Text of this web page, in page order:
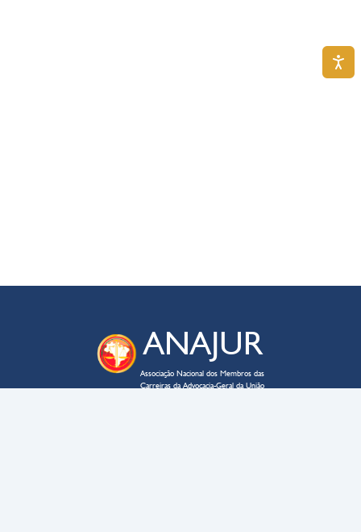
ANAJUR
Associação Nacional dos Membros das
Carreiras da Advocacia-Geral da União